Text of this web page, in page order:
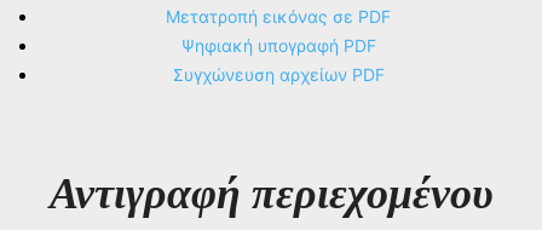
Μετατροπή εικόνας σε PDF
Ψηφιακή υπογραφή PDF
Συγχώνευση αρχείων PDF
Αντιγραφή περιεχομένου